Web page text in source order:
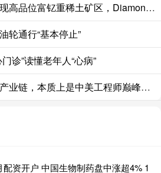
网上配资网 美国宣布发现高品位富钇重稀土矿区，Diamond Creek项目公布最新勘探结果
轮通行“基本停止”
诊”读懂老年人“心病”
实盘配资平台查询 手机产业链，本质上是中美工程师巅峰对决
配资开户 中国生物制药盘中涨超4% 1